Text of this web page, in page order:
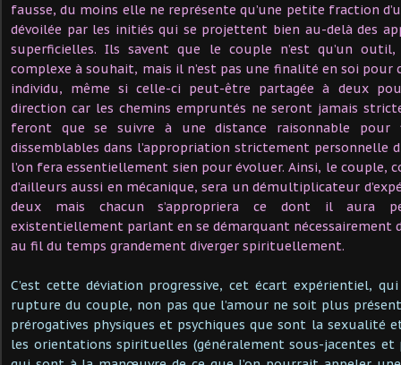
fausse, du moins elle ne représente qu’une petite fraction
dévoilée par les initiés qui se projettent bien au-delà des
superficielles. Ils savent que le couple n’est qu’un
complexe à souhait, mais il n’est pas une finalité en soi pour
individu, même si celle-ci peut-être partagée à deux
direction car les chemins empruntés ne seront jamais
feront que se suivre à une distance raisonnable pour
dissemblables dans l’appropriation strictement personnelle
l’on fera essentiellement sien pour évoluer. Ainsi, le couple,
d’ailleurs aussi en mécanique, sera un démultiplicateur
deux mais chacun s’appropriera ce dont il aura
existentiellement parlant en se démarquant nécessairement
au fil du temps grandement diverger spirituellement.
C’est cette déviation progressive, cet écart expérientiel,
rupture du couple, non pas que l’amour ne soit plus
prérogatives physiques et psychiques que sont la sexualité
les orientations spirituelles (généralement sous-jacentes et